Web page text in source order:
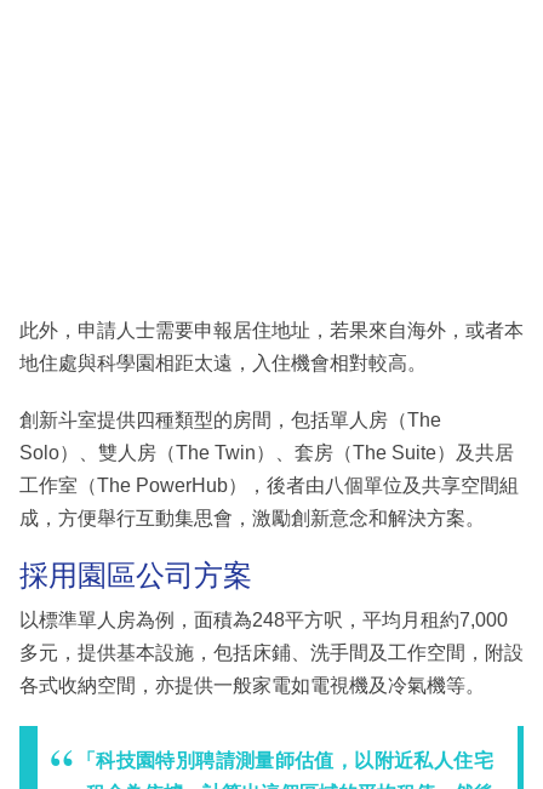
此外，申請人士需要申報居住地址，若果來自海外，或者本
地住處與科學園相距太遠，入住機會相對較高。
創新斗室提供四種類型的房間，包括單人房（The
Solo）、雙人房（The Twin）、套房（The Suite）及共居
工作室（The PowerHub），後者由八個單位及共享空間組
成，方便舉行互動集思會，激勵創新意念和解決方案。
採用園區公司方案
以標準單人房為例，面積為248平方呎，平均月租約7,000
多元，提供基本設施，包括床鋪、洗手間及工作空間，附設
各式收納空間，亦提供一般家電如電視機及冷氣機等。
「科技園特別聘請測量師估值，以附近私人住宅